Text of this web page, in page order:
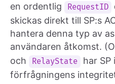
en ordentlig
RequestID
skickas direkt till SP:s
hantera denna typ av
användaren åtkomst.
och RelayState
har
förfrågningens